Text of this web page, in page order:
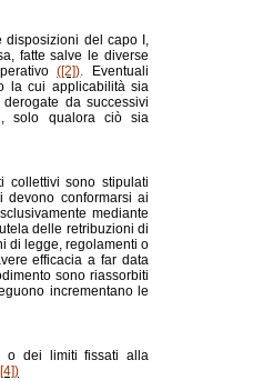
disposizioni del capo I,
fatte salve le diverse
([2]). Eventuali
la cui applicabilità sia
da successivi
solo qualora ciò sia
collettivi sono stipulati
conformarsi ai
mediante
delle retribuzioni di
di legge, regolamenti o
efficacia a far data
sono riassorbiti
incrementano le
o dei limiti fissati alla